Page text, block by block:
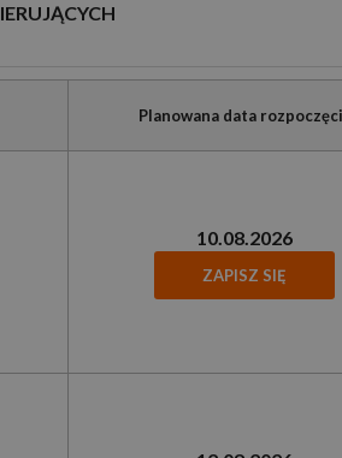
Planowana data
10.08.2026
ZAPISZ SIĘ